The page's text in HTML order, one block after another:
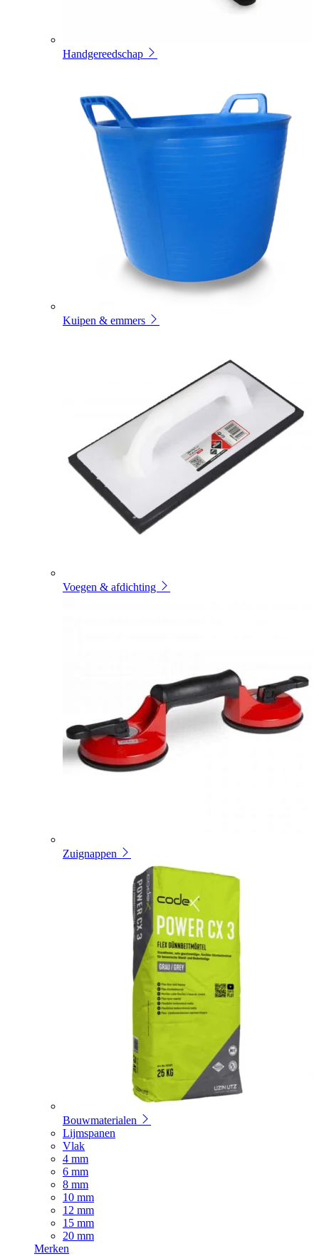
Handgereedschap
Kuipen & emmers
Voegen & afdichting
Zuignappen
Bouwmaterialen
Lijmspanen
Vlak
4 mm
6 mm
8 mm
10 mm
12 mm
15 mm
20 mm
Merken